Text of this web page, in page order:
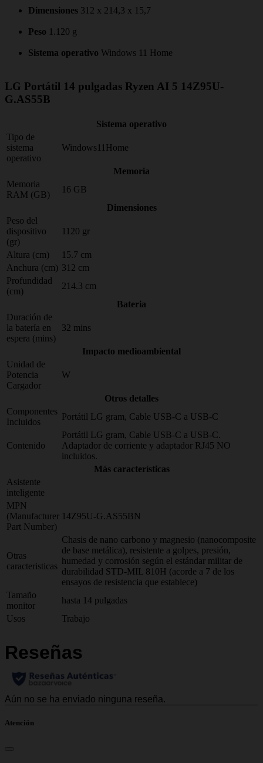
Dimensiones 312 x 214,3 x 15,7
Peso 1.120 g
Sistema operativo Windows 11 Home
LG Portátil 14 pulgadas Ryzen AI 5 14Z95U-
G.AS55B
Sistema operativo
Tipo de
sistema
operativo
Windows11Home
Memoria
Memoria
RAM (GB)
16 GB
Dimensiones
Peso del
dispositivo
(gr)
1120 gr
Altura (cm)
15.7 cm
Anchura (cm) 312 cm
Profundidad
(cm)
214.3 cm
Bateria
Duración de
la batería en
espera (mins)
32 mins
Impacto medioambiental
Unidad de
Potencia
Cargador
W
Otros detalles
Componentes
Incluidos
Portátil LG gram, Cable USB-C a USB-C
Contenido
Portátil LG gram, Cable USB-C a USB-C.
Adaptador de corriente y adaptador RJ45 NO
incluidos.
Más características
Asistente
inteligente
MPN
(Manufacturer
Part Number)
14Z95U-G.AS55BN
Otras
caracteristicas
Chasis de nano carbono y magnesio (nanocomposite
de base metálica), resistente a golpes, presión,
humedad y corrosión según el estándar militar de
durabilidad STD-MIL 810H (acorde a 7 de los
ensayos de resistencia que establece)
Tamaño
monitor
hasta 14 pulgadas
Usos
Trabajo
Atención